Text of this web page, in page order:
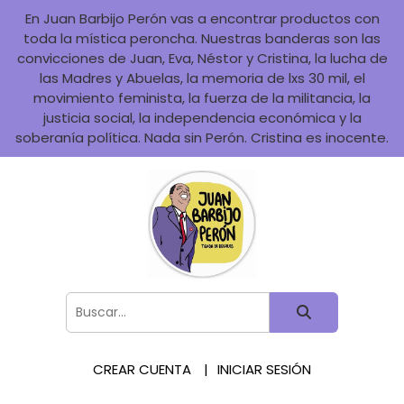
En Juan Barbijo Perón vas a encontrar productos con
toda la mística peroncha. Nuestras banderas son las
convicciones de Juan, Eva, Néstor y Cristina, la lucha de
las Madres y Abuelas, la memoria de lxs 30 mil, el
movimiento feminista, la fuerza de la militancia, la
justicia social, la independencia económica y la
soberanía política. Nada sin Perón. Cristina es inocente.
CREAR CUENTA INICIAR SESIÓN